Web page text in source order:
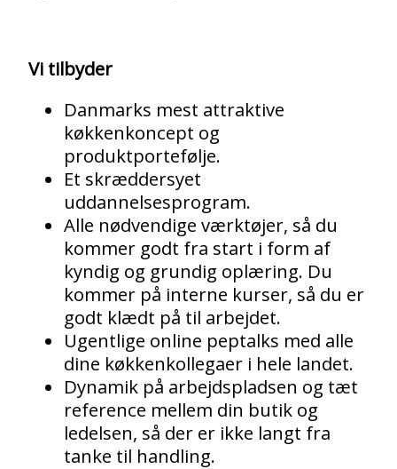
Vi tilbyder
Danmarks mest attraktive
køkkenkoncept og
produktportefølje.
Et skræddersyet
uddannelsesprogram.
Alle nødvendige værktøjer, så du
kommer godt fra start i form af
kyndig og grundig oplæring. Du
kommer på interne kurser, så du er
godt klædt på til arbejdet.
Ugentlige online peptalks med alle
dine køkkenkollegaer i hele landet.
Dynamik på arbejdspladsen og tæt
reference mellem din butik og
ledelsen, så der er ikke langt fra
tanke til handling.